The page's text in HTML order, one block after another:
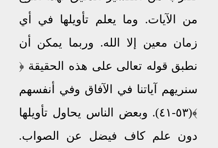
من الآيات. وما يعلم تأويلها في أي
زمان معين إلا الله.
وربما يمكن أن
نطبق قوله تعالى على هذه الحقيقة ﴿
سنريهم آياتنا في الآفاق وفي أنفسهم
﴾(٥٣-٤١). وبعض الناس يحاول تأويلها
دون علم كاف فيضل عن الصواب.